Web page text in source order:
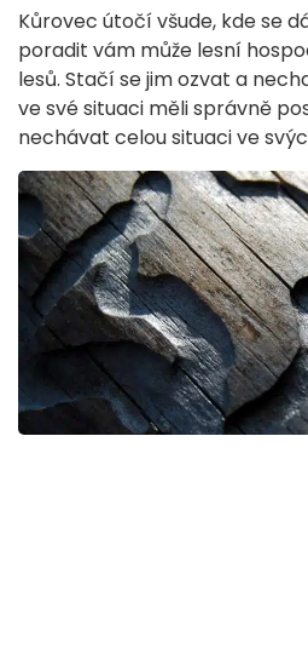
Kůrovec útočí všude, kde se
poradit vám může lesní
lesů. Stačí se jim ozvat a
ve své situaci měli správně
nechávat celou situaci ve